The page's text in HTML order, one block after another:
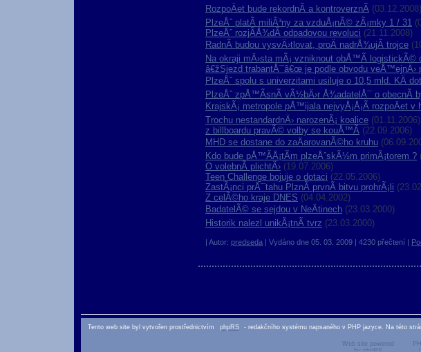
RozpoÄet bude rekordnÃ­ a kontroverznÃ­ (03.12.2008)
PlzeÅˆ platÃ­ miliÃ³ny za vzduÅ¡nÃ© zÃ¡mky 1 / 31
PlzeÅˆ rozjÃ­Å¾dÃ­ odpadovou revoluci (21.11.2008)
RadnÃ­ budou vysvÄ›tlovat, proÄ nadrÅ¾ujÃ­ trojce
Na okraji mÄ›sta mÃ¡ vzniknout obÅ™Ã­ logistickÃ©
â€žSjezd trabantÅ¯â€œ je podle obvodu veÅ™ejnÄ›
PlzeÅˆ spolu s univerzitami usiluje o 10,5 mld. KÄ
PlzeÅˆ zpÅ™Ã­snÃ­ vÃ½bÄ›r Å¾adatelÅ¯ o obecnÃ­
KrajskÃ¡ metropole pÅ™ijala nejvyÅ¡Å¡Ã­ rozpoÄet v
Trochu nestandardnÄ› narozenÃ¡ koalice (01.11.2006)
z billboardu pravÃ© volby se kouÅ™Ã­ (22.09.2006)
MHD se dostane do zaÄarovanÃ©ho kruhu
Kdo bude pÅ™Ã­Å¡tÃ­m plzeÅˆskÃ½m primÃ¡torem ?
O volebnÃ­ plichtÄ› (19.07.2006)
Teen Challenge bojuje o dotaci (22.05.2006)
ZastÃ¡nci prÅ¯tahu PlznÃ­ prvnÃ­ bitvu prohrÃ¡li
Z celÃ©ho kraje DNES (04.04.2002)
BadatelÃ© se sejdou v NeÄtinech (23.03.2000)
Historik nalezl unikÃ¡tnÃ­ tvrz (23.03.2000)
| Autor: predseda | Vydáno dne 05. 03. 2009 | 4230 přečtení |
Tento web site byl vytvořen prostřednictvím phpRS
- redakčního systému napsaného v PHP jazyce. Na této